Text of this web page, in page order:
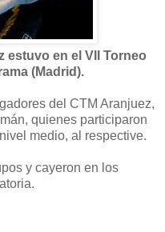
estuvo en el VII Torneo
(Madrid).
del CTM Aranjuez,
quienes participaron
medio, al respective.
y cayeron en los